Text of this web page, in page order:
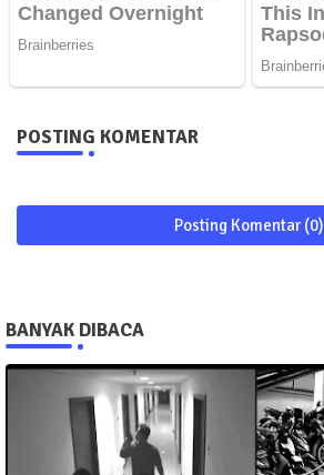
POSTING KOMENTAR
Posting Komentar (0)
BANYAK DIBACA